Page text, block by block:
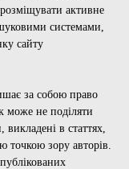
активне
системами,
сайту
за собою право
може не поділяти
в статтях,
точкою зору авторів.